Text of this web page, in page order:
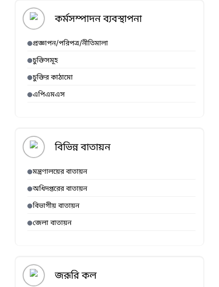
কর্মসম্পাদন ব্যবস্থাপনা
প্রজ্ঞাপন/পরিপত্র/নীতিমালা
চুক্তিসমূহ
চুক্তির কাঠামো
এপিএমএস
বিভিন্ন বাতায়ন
মন্ত্রণালয়ের বাতায়ন
অধিদপ্তরের বাতায়ন
বিভাগীয় বাতায়ন
জেলা বাতায়ন
জরূরি কল